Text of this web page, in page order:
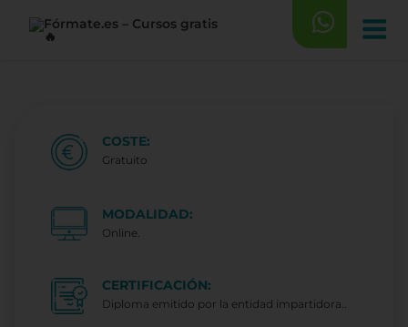
COSTE:
Gratuito
MODALIDAD:
Online.
CERTIFICACIÓN:
Diploma emitido por la entidad impartidora..